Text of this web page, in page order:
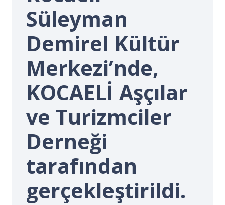
Süleyman
Demirel Kültür
Merkezi’nde,
KOCAELİ Aşçılar
ve Turizmciler
Derneği
tarafından
gerçekleştirildi.